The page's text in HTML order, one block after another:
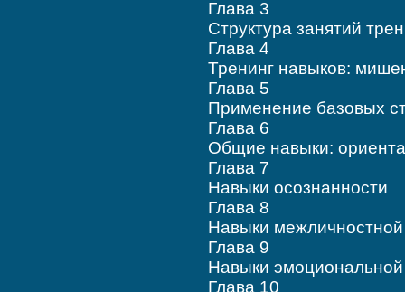
Глава 3
Структура занятий
Глава 4
Тренинг навыков:
Глава 5
Применение базовых
Глава 6
Общие навыки:
Глава 7
Навыки
Глава 8
Навыки
Глава 9
Навыки
Глава 10